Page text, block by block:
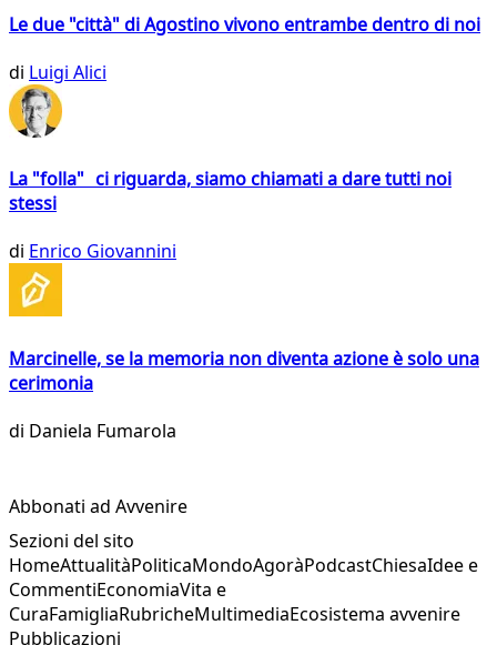
Le due "città" di Agostino vivono entrambe dentro di noi
di Luigi Alici
La "folla" ci riguarda, siamo chiamati a dare tutti noi
stessi
di Enrico Giovannini
Marcinelle, se la memoria non diventa azione è solo una
cerimonia
di Daniela Fumarola
Abbonati ad Avvenire
Sezioni del sito
HomeAttualitàPoliticaMondoAgoràPodcastChiesaIdee e
CommentiEconomiaVita e
CuraFamigliaRubricheMultimediaEcosistema avvenire
Pubblicazioni